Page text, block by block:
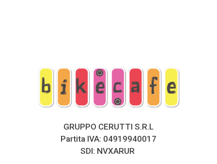
GRUPPO CERUTTI S.R.L
Partita IVA: 04919940017
SDI: NVXARUR